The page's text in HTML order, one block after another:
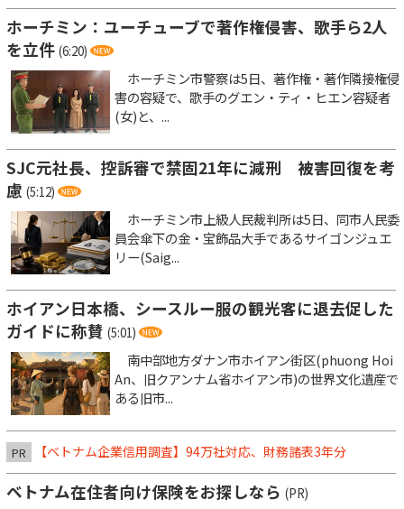
ホーチミン：ユーチューブで著作権侵害、歌手ら2人
を立件 (6:20)
ホーチミン市警察は5日、著作権・著作隣接権侵
害の容疑で、歌手のグエン・ティ・ヒエン容疑者
(女)と、...
SJC元社長、控訴審で禁固21年に減刑 被害回復を考
慮 (5:12)
ホーチミン市上級人民裁判所は5日、同市人民委
員会傘下の金・宝飾品大手であるサイゴンジュエ
リー(Saig...
ホイアン日本橋、シースルー服の観光客に退去促した
ガイドに称賛 (5:01)
南中部地方ダナン市ホイアン街区(phuong Hoi
An、旧クアンナム省ホイアン市)の世界文化遺産で
ある旧市...
PR 【ベトナム企業信用調査】94万社対応、財務諸表3年分
ベトナム在住者向け保険をお探しなら (PR)